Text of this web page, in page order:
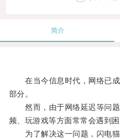
简介
在当今信息时代，网络已成
部分。
然而，由于网络延迟等问题
频、玩游戏等方面常常会遇到困
为了解决这一问题，闪电猫